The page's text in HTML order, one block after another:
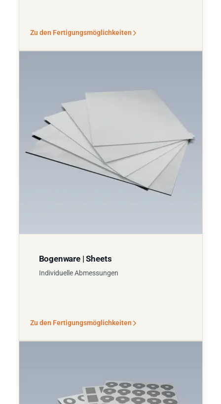
Zu den Fertigungsmöglichkeiten
Bogenware | Sheets
Individuelle Abmessungen
Zu den Fertigungsmöglichkeiten